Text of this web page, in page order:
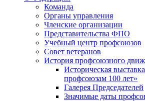
Команда
Органы управления
Членские организации
Представительства ФПО
Учебный центр профсоюзов
Совет ветеранов
История профсоюзного
Историческая
профсоюзам 100 лет»
Галерея Председателей
Значимые даты